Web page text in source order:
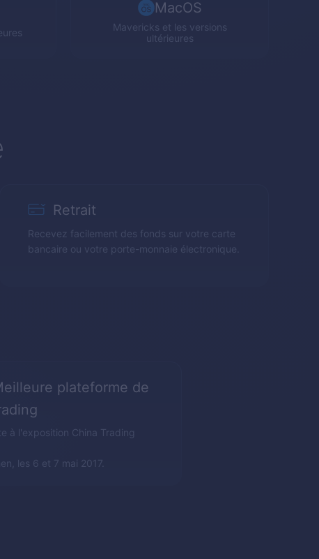
MacOS
Mavericks et les versions
ultérieures
Retrait
Recevez facilement des fonds sur votre carte
bancaire ou votre porte-monnaie électronique.
plateforme de
à l'exposition China Trading
les 6 et 7 mai 2017.